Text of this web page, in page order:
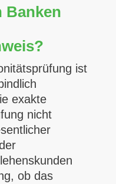
Banken
ist
exakte
nicht
ob das